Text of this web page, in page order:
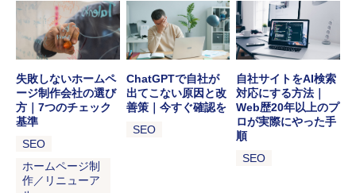
失敗しないホームペ
ージ制作会社の選び
方｜7つのチェック
基準
SEO
ホームページ制
作／リニューア
ChatGPTで自社が
出てこない原因と改
善策｜今すぐ確認を
SEO
自社サイトをAI検索
対応にする方法｜
Web歴20年以上のプ
ロが実際にやった手
順
SEO